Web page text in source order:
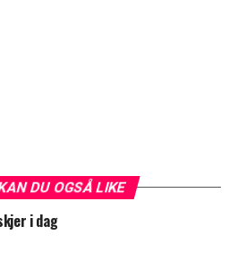
DU OGSÅ LIKE
i dag